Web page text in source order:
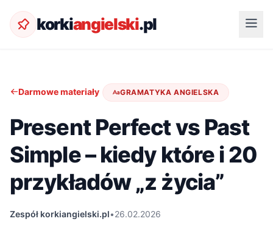
korkiangielski.pl
Darmowe materiały GRAMATYKA ANGIELSKA
Present Perfect vs Past
Simple – kiedy które i 20
przykładów „z życia”
Zespół korkiangielski.pl•26.02.2026